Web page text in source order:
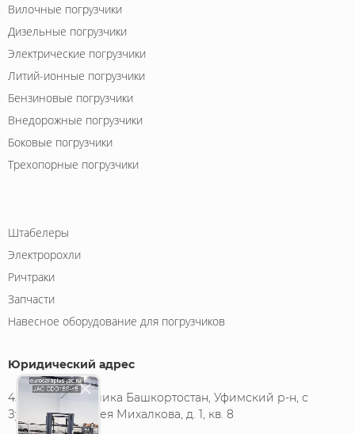
Вилочные погрузчики
Дизельные погрузчики
Электрические погрузчики
Литий-ионные погрузчики
Бензиновые погрузчики
Внедорожные погрузчики
Боковые погрузчики
Трехопорные погрузчики
Штабелеры
Электророхли
Ричтраки
Запчасти
Навесное оборудование для погрузчиков
Юридический адрес
450522, Республика Башкортостан, Уфимский р-н, с
Зубово, ул Сергея Михалкова, д. 1, кв. 8